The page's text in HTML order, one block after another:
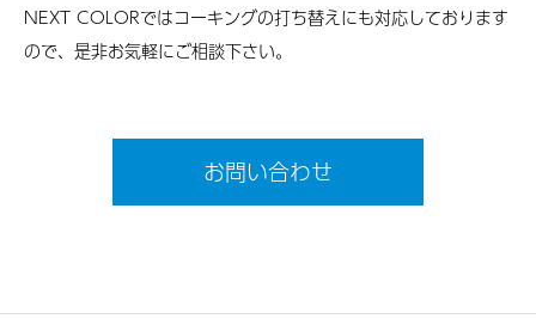
NEXT COLORではコーキングの打ち替えにも対応しております
ので、是非お気軽にご相談下さい。
お問い合わせ